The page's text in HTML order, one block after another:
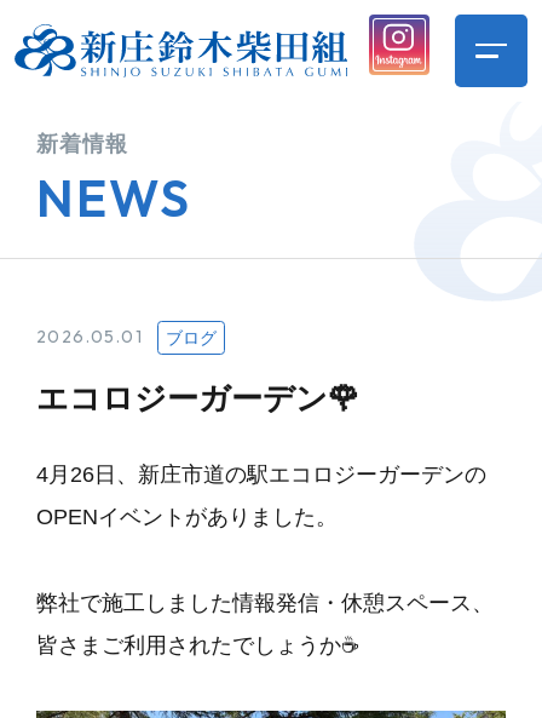
新着情報
NEWS
2026.05.01 ブログ
エコロジーガーデン🌹
4月26日、新庄市道の駅エコロジーガーデンの
OPENイベントがありました。
弊社で施工しました情報発信・休憩スペース、
皆さまご利用されたでしょうか☕